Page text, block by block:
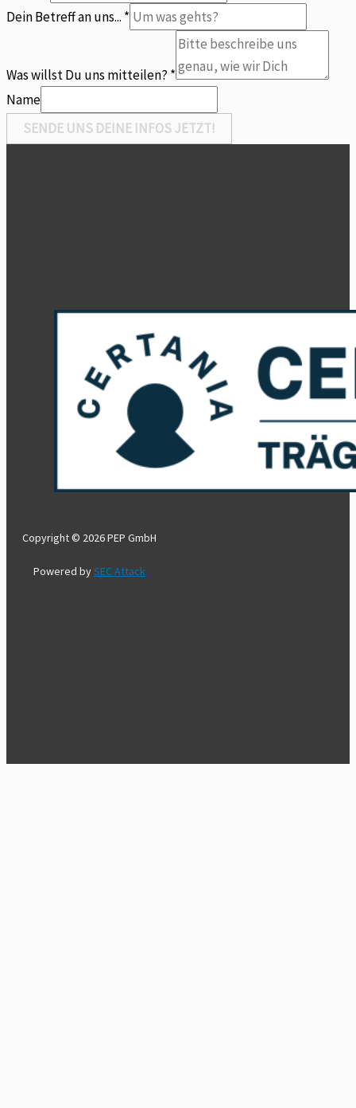
Du
Dein Betreff an uns... *
Was willst Du uns mitteilen? *
Name
SENDE UNS DEINE INFOS JETZT!
Copyright © 2026 PEP GmbH
Powered bySEC Attack